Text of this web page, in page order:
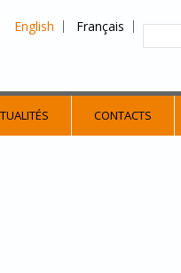
English Français
CONTACTS